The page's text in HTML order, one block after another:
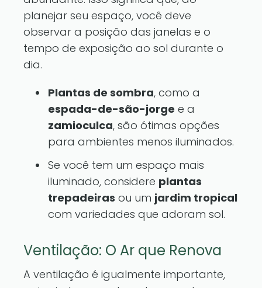
planejar seu espaço, você deve
observar a posição das janelas e o
tempo de exposição ao sol durante o
dia.
Plantas de sombra, como a
espada-de-são-jorge e a
zamioculca, são ótimas opções
para ambientes menos iluminados.
Se você tem um espaço mais
iluminado, considere plantas
trepadeiras ou um jardim tropical
com variedades que adoram sol.
Ventilação: O Ar que Renova
A ventilação é igualmente importante,